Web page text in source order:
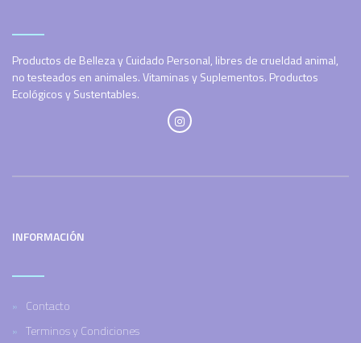
Productos de Belleza y Cuidado Personal, libres de crueldad animal,
no testeados en animales. Vitaminas y Suplementos. Productos
Ecológicos y Sustentables.
INFORMACIÓN
Contacto
Terminos y Condiciones